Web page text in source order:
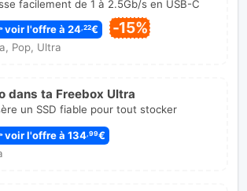
facilement de 1 à 2.5Gb/s en USB-C
voir l'offre à 24 ,22€ -15%
Pop, Ultra
dans ta Freebox Ultra
un SSD fiable pour tout stocker
voir l'offre à 134 ,99€